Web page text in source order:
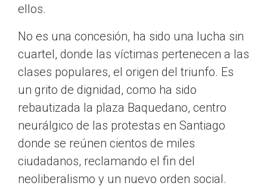
ellos.
No es una concesión, ha sido una lucha sin
cuartel, donde las víctimas pertenecen a las
clases populares, el origen del triunfo. Es
un grito de dignidad, como ha sido
rebautizada la plaza Baquedano, centro
neurálgico de las protestas en Santiago
donde se reúnen cientos de miles
ciudadanos, reclamando el fin del
neoliberalismo y un nuevo orden social.